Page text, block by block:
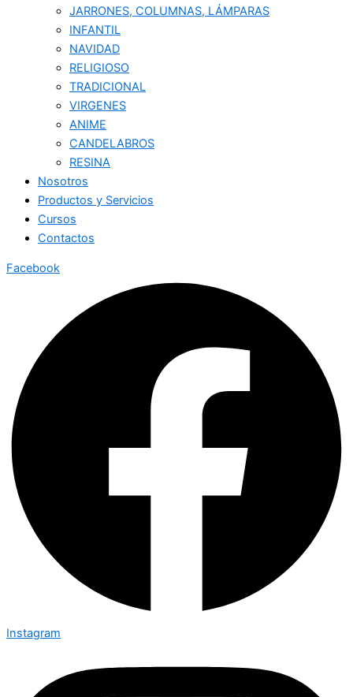
JARRONES, COLUMNAS, LÁMPARAS
INFANTIL
NAVIDAD
RELIGIOSO
TRADICIONAL
VIRGENES
ANIME
CANDELABROS
RESINA
Nosotros
Productos y Servicios
Cursos
Contactos
Facebook
Instagram